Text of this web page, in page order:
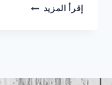
إقرأ المزيد معلم
ورق